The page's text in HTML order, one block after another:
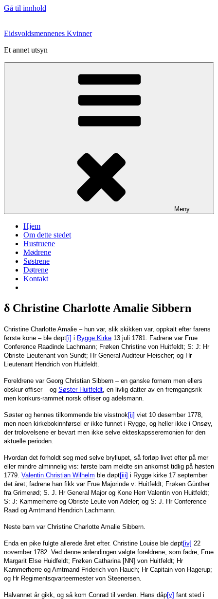
Gå til innhold
Eidsvoldsmennenes Kvinner
Et annet utsyn
Meny
Hjem
Om dette stedet
Hustruene
Mødrene
Søstrene
Døtrene
Kontakt
δ Christine Charlotte Amalie Sibbern
Christine Charlotte Amalie – hun var, slik skikken var, oppkalt efter farens
første kone – ble døpt[i] i Rygge Kirke 13 juli 1781. Fadrene var Frue
Conference Raadinde Lachmann; Frøken Christine von Huitfeldt; S: J: Hr
Obriste Lieutenant von Sundt; Hr General Auditeur Fleischer; og Hr
Lieutenant Hendrich von Huitfeldt.
Foreldrene var Georg Christian Sibbern – en ganske fornem men ellers
obskur offiser – og Søster Huitfeldt , en livlig datter av en fremgangsrik
men konkurs-rammet norsk offiser og adelsmann.
Søster og hennes tilkommende ble visstnok [ii] viet 10 desember 1778,
men noen kirkebokinnførsel er ikke funnet i Rygge, og heller ikke i Onsøy,
der trolovelsene er bevart men ikke selve ekteskapsseremonien for den
aktuelle perioden.
Hvordan det forholdt seg med selve bryllupet, så forløp livet efter på mer
eller mindre alminnelig vis: første barn meldte sin ankomst tidlig på høsten
1779. Valentin Christian Wilhelm ble døpt[iii] i Rygge kirke 17 september
det året; fadrene han fikk var Frue Majorinde v: Huitfeldt; Frøken Günther
fra Grimerød; S. J. Hr General Major og Kone Herr Valentin von Huitfeldt;
S: J: Kammerherre og Obriste Leute von Adeler; og S: J. Hr Conference
Raad og Amtmand Hendrich Lachmann.
Neste barn var Christine Charlotte Amalie Sibbern.
Enda en pike fulgte allerede året efter. Christine Louise ble døpt[iv] 22
november 1782. Ved denne anlendingen valgte foreldrene, som fadre, Frue
Margarit Else Huidfeldt; Frøken Catharina [NN] von Huitfeldt; Hr
Kammerherre og Amtmand Friderich von Hauch; Hr Capitain von Hagerup;
og Hr Regimentsqvarteermester von Steenersen.
Halvannet år gikk, og så kom Conrad til verden. Hans dåp[v] fant sted i